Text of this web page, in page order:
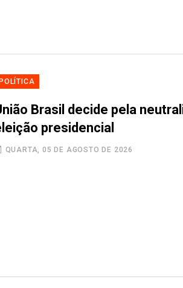
Brasil decide pela
presidencial
QUARTA, 05 DE AGOSTO DE 2026